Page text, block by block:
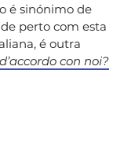
é sinónimo de
perto com esta
é outra
con noi?